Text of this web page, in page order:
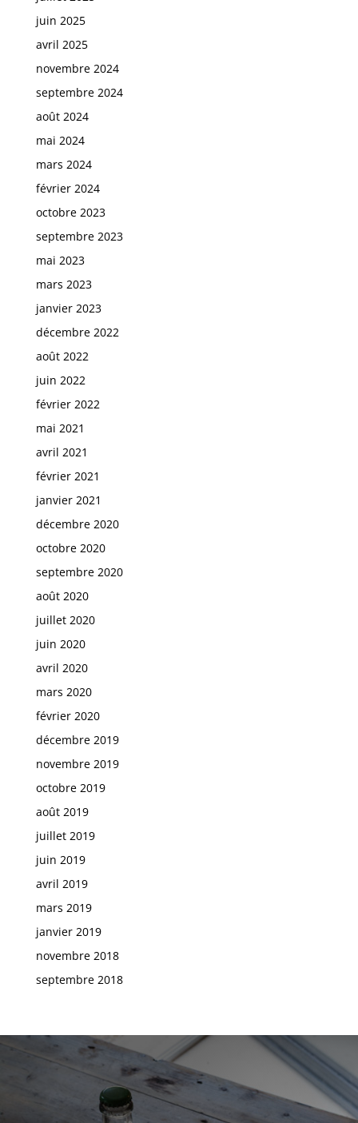
juin 2025
avril 2025
novembre 2024
septembre 2024
août 2024
mai 2024
mars 2024
février 2024
octobre 2023
septembre 2023
mai 2023
mars 2023
janvier 2023
décembre 2022
août 2022
juin 2022
février 2022
mai 2021
avril 2021
février 2021
janvier 2021
décembre 2020
octobre 2020
septembre 2020
août 2020
juillet 2020
juin 2020
avril 2020
mars 2020
février 2020
décembre 2019
novembre 2019
octobre 2019
août 2019
juillet 2019
juin 2019
avril 2019
mars 2019
janvier 2019
novembre 2018
septembre 2018